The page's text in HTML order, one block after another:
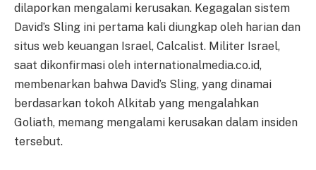
dilaporkan mengalami kerusakan. Kegagalan sistem
David’s Sling ini pertama kali diungkap oleh harian dan
situs web keuangan Israel, Calcalist. Militer Israel,
saat dikonfirmasi oleh internationalmedia.co.id,
membenarkan bahwa David’s Sling, yang dinamai
berdasarkan tokoh Alkitab yang mengalahkan
Goliath, memang mengalami kerusakan dalam insiden
tersebut.